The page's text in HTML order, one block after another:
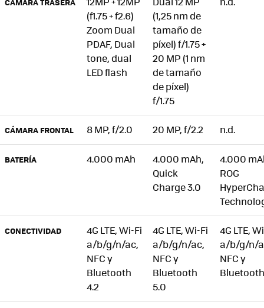
CÁMARA TRASERA
(f1.75 + f2.6)
Zoom Dual
PDAF, Dual
tone, dual
LED flash
(1,25 nm de
tamaño de
píxel) f/1.75 +
20 MP (1 nm
de tamaño
de píxel)
f/1.75
CÁMARA FRONTAL 8 MP, f/2.0 20 MP, f/2.2 n.d.
BATERÍA 4.000 mAh
4.000 mAh,
Quick
Charge 3.0
4.000
ROG
CONECTIVIDAD
4G LTE, Wi-Fi
a/b/g/n/ac,
NFC y
Bluetooth
4.2
4G LTE, Wi-Fi
a/b/g/n/ac,
NFC y
Bluetooth
5.0
4G LTE,
a/b/g/n/
NFC y